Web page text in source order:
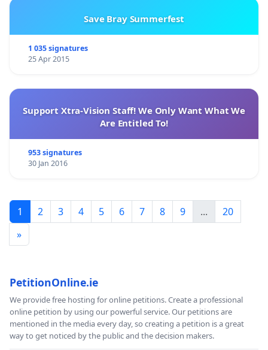
Save Bray Summerfest
1 035 signatures
25 Apr 2015
Support Xtra-Vision Staff! We Only Want What We
Are Entitled To!
953 signatures
30 Jan 2016
1 2 3 4 5 6 7 8 9 ...
20
»
PetitionOnline.ie
We provide free hosting for online petitions. Create a professional
online petition by using our powerful service. Our petitions are
mentioned in the media every day, so creating a petition is a great
way to get noticed by the public and the decision makers.